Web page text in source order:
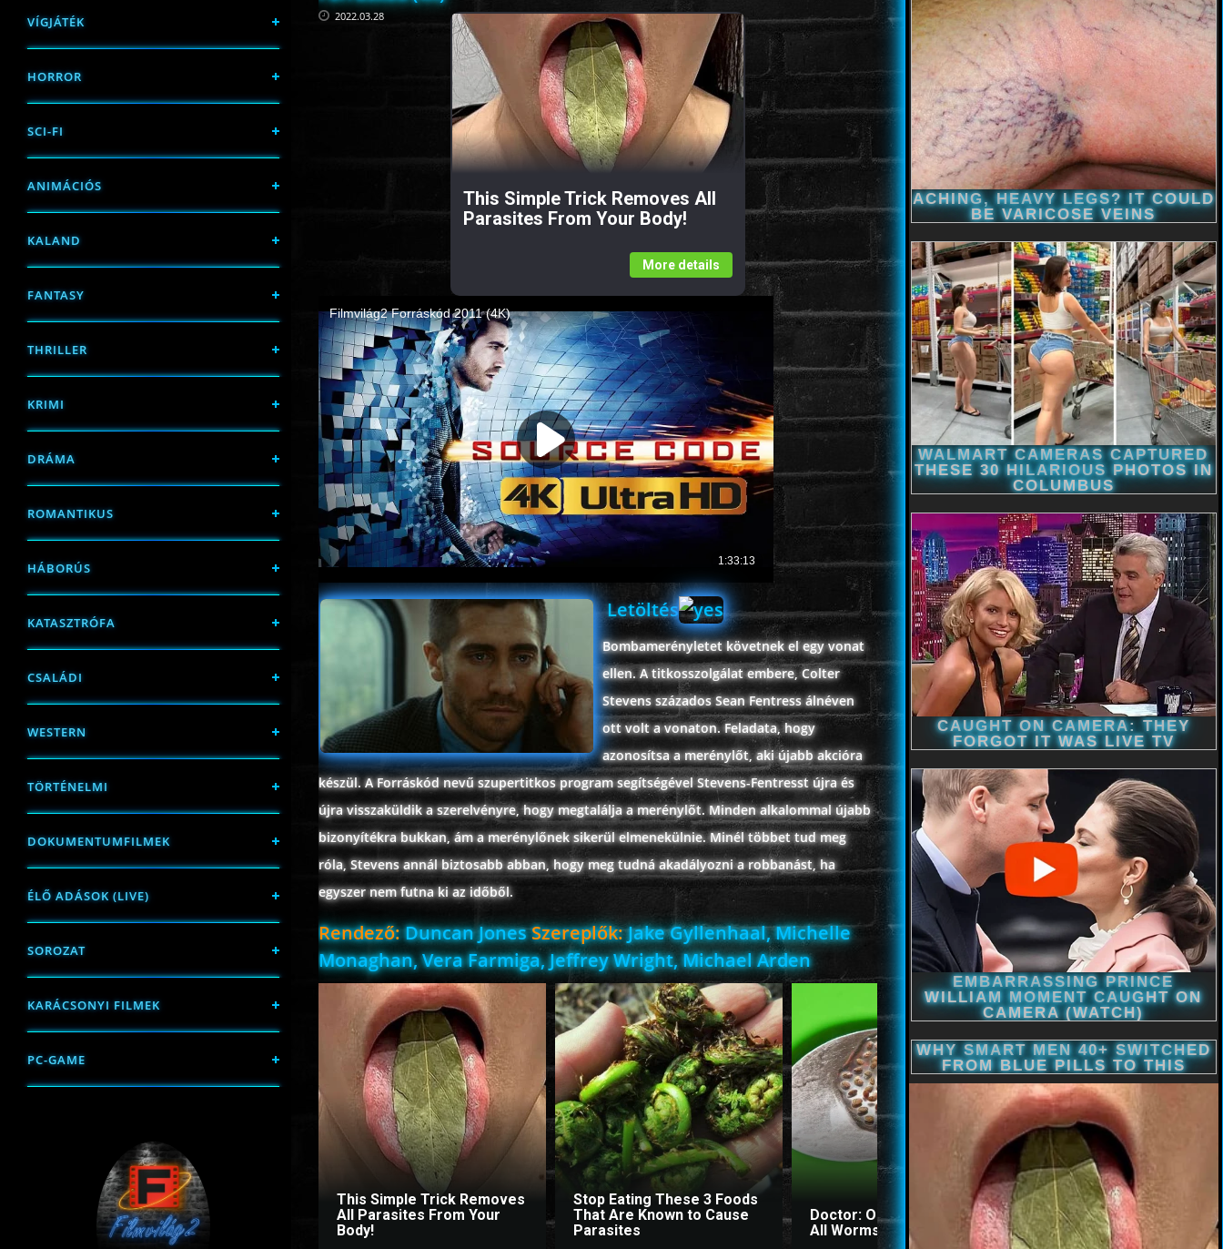
VÍGJÁTÉK
HORROR
SCI-FI
ANIMÁCIÓS
KALAND
FANTASY
THRILLER
KRIMI
DRÁMA
ROMANTIKUS
HÁBORÚS
KATASZTRÓFA
CSALÁDI
WESTERN
TÖRTÉNELMI
DOKUMENTUMFILMEK
ÉLŐ ADÁSOK (LIVE)
SOROZAT
KARÁCSONYI FILMEK
PC-GAME
2022.03.28
This Simple Trick Removes All
Parasites From Your Body!
More details
Letöltés
Bombamerényletet követnek el egy vonat
ellen. A titkosszolgálat embere, Colter
Stevens százados Sean Fentress álnéven
ott volt a vonaton. Feladata, hogy
azonosítsa a merénylőt, aki újabb akcióra
készül. A Forráskód nevű szupertitkos program segítségével Stevens-Fentresst újra és
újra visszaküldik a szerelvényre, hogy megtalálja a merénylőt. Minden alkalommal újabb
bizonyítékra bukkan, ám a merénylőnek sikerül elmenekülnie. Minél többet tud meg
róla, Stevens annál biztosabb abban, hogy meg tudná akadályozni a robbanást, ha
egyszer nem futna ki az időből.
Rendező:Duncan JonesSzereplők:Jake Gyllenhaal, Michelle
Monaghan, Vera Farmiga, Jeffrey Wright, Michael Arden
This Simple Trick Removes
All Parasites From Your
Body!
Stop Eating These 3 Foods
That Are Known to Cause
Parasites
Doctor: One Teaspoon Kills
All Worms in Your Body!
The Stool Will Fly Out
Immediately If You Drink
Before Bed